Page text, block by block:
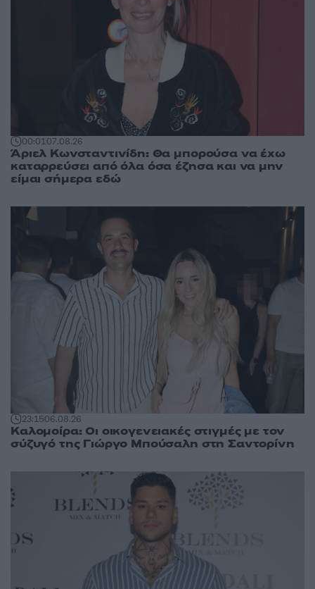
00:0107.08.26
Άριελ Κωνσταντινίδη: Θα μπορούσα να έχω
καταρρεύσει από όλα όσα έζησα και να μην
είμαι σήμερα εδώ
23:1506.08.26
Καλομοίρα: Οι οικογενειακές στιγμές με τον
σύζυγό της Γιώργο Μπούσαλη στη Σαντορίνη